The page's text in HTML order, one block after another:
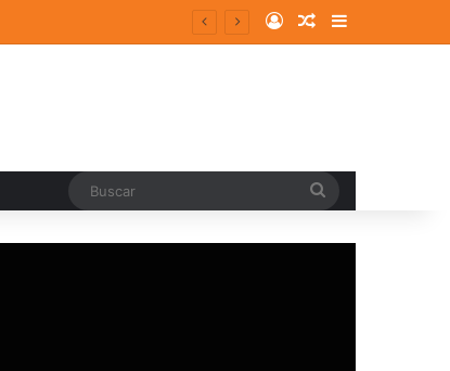
Log InRandom Article
Sidebar